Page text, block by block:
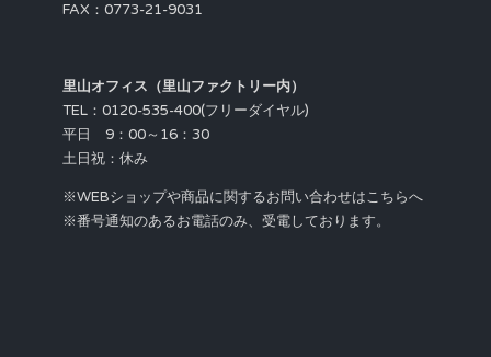
FAX：0773-21-9031
里山オフィス（里山ファクトリー内）
TEL：0120-535-400(フリーダイヤル)
平日 9：00～16：30
土日祝：休み
※WEBショップや商品に関するお問い合わせはこちらへ
※番号通知のあるお電話のみ、受電しております。